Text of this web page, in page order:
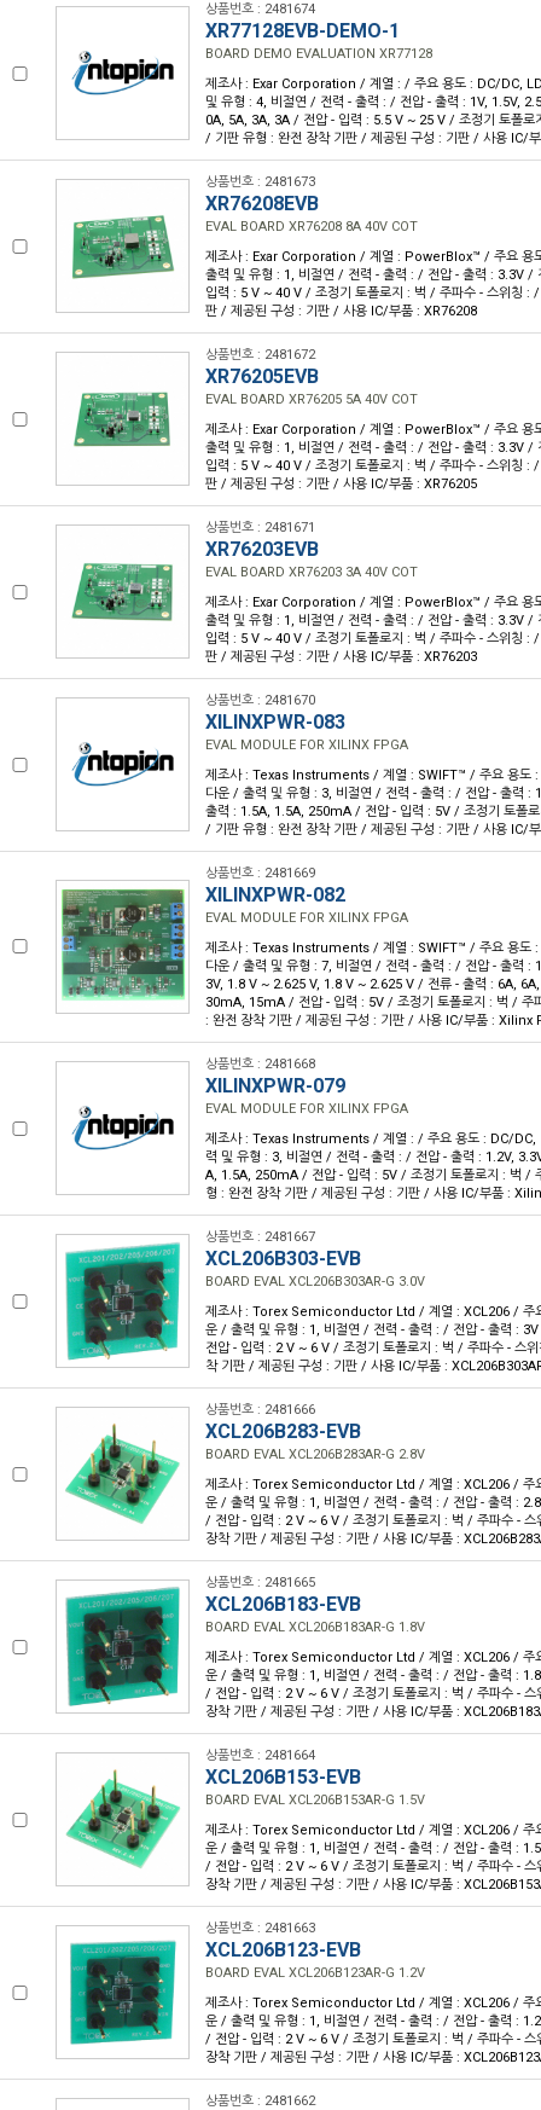
상품번호 : 2481674
XR77128EVB-DEMO-1
BOARD DEMO EVALUATION XR77128
제조사 : Exar Corporation / 계열 : / 주요 용도 : DC/DC,
및 유형 : 4, 비절연 / 전력 - 출력 : / 전압 - 출력 : 1V, 1.5V,
0A, 5A, 3A, 3A / 전압 - 입력 : 5.5 V ~ 25 V / 조정기 토폴로
/ 기판 유형 : 완전 장착 기판 / 제공된 구성 : 기판 / 사용 IC/
상품번호 : 2481673
XR76208EVB
EVAL BOARD XR76208 8A 40V COT
제조사 : Exar Corporation / 계열 : PowerBlox™ / 주요 용
출력 및 유형 : 1, 비절연 / 전력 - 출력 : / 전압 - 출력 : 3.3V /
입력 : 5 V ~ 40 V / 조정기 토폴로지 : 벅 / 주파수 - 스위칭 :
판 / 제공된 구성 : 기판 / 사용 IC/부품 : XR76208
상품번호 : 2481672
XR76205EVB
EVAL BOARD XR76205 5A 40V COT
제조사 : Exar Corporation / 계열 : PowerBlox™ / 주요 용
출력 및 유형 : 1, 비절연 / 전력 - 출력 : / 전압 - 출력 : 3.3V /
입력 : 5 V ~ 40 V / 조정기 토폴로지 : 벅 / 주파수 - 스위칭 :
판 / 제공된 구성 : 기판 / 사용 IC/부품 : XR76205
상품번호 : 2481671
XR76203EVB
EVAL BOARD XR76203 3A 40V COT
제조사 : Exar Corporation / 계열 : PowerBlox™ / 주요 용
출력 및 유형 : 1, 비절연 / 전력 - 출력 : / 전압 - 출력 : 3.3V /
입력 : 5 V ~ 40 V / 조정기 토폴로지 : 벅 / 주파수 - 스위칭 :
판 / 제공된 구성 : 기판 / 사용 IC/부품 : XR76203
상품번호 : 2481670
XILINXPWR-083
EVAL MODULE FOR XILINX FPGA
제조사 : Texas Instruments / 계열 : SWIFT™ / 주요 용도
다운 / 출력 및 유형 : 3, 비절연 / 전력 - 출력 : / 전압 - 출력 :
출력 : 1.5A, 1.5A, 250mA / 전압 - 입력 : 5V / 조정기 토폴
/ 기판 유형 : 완전 장착 기판 / 제공된 구성 : 기판 / 사용 IC/
상품번호 : 2481669
XILINXPWR-082
EVAL MODULE FOR XILINX FPGA
제조사 : Texas Instruments / 계열 : SWIFT™ / 주요 용도
다운 / 출력 및 유형 : 7, 비절연 / 전력 - 출력 : / 전압 - 출력 :
3V, 1.8 V ~ 2.625 V, 1.8 V ~ 2.625 V / 전류 - 출력 : 6A,
30mA, 15mA / 전압 - 입력 : 5V / 조정기 토폴로지 : 벅 / 주
: 완전 장착 기판 / 제공된 구성 : 기판 / 사용 IC/부품 : Xilinx
상품번호 : 2481668
XILINXPWR-079
EVAL MODULE FOR XILINX FPGA
제조사 : Texas Instruments / 계열 : / 주요 용도 : DC/DC,
력 및 유형 : 3, 비절연 / 전력 - 출력 : / 전압 - 출력 : 1.2V,
A, 1.5A, 250mA / 전압 - 입력 : 5V / 조정기 토폴로지 : 벅 /
형 : 완전 장착 기판 / 제공된 구성 : 기판 / 사용 IC/부품 :
상품번호 : 2481667
XCL206B303-EVB
BOARD EVAL XCL206B303AR-G 3.0V
제조사 : Torex Semiconductor Ltd / 계열 : XCL206 / 주
운 / 출력 및 유형 : 1, 비절연 / 전력 - 출력 : / 전압 - 출력 :
전압 - 입력 : 2 V ~ 6 V / 조정기 토폴로지 : 벅 / 주파수 - 스
착 기판 / 제공된 구성 : 기판 / 사용 IC/부품 :
상품번호 : 2481666
XCL206B283-EVB
BOARD EVAL XCL206B283AR-G 2.8V
제조사 : Torex Semiconductor Ltd / 계열 : XCL206 / 주
운 / 출력 및 유형 : 1, 비절연 / 전력 - 출력 : / 전압 - 출력 :
/ 전압 - 입력 : 2 V ~ 6 V / 조정기 토폴로지 : 벅 / 주파수 - 스
장착 기판 / 제공된 구성 : 기판 / 사용 IC/부품 :
상품번호 : 2481665
XCL206B183-EVB
BOARD EVAL XCL206B183AR-G 1.8V
제조사 : Torex Semiconductor Ltd / 계열 : XCL206 / 주
운 / 출력 및 유형 : 1, 비절연 / 전력 - 출력 : / 전압 - 출력 :
/ 전압 - 입력 : 2 V ~ 6 V / 조정기 토폴로지 : 벅 / 주파수 - 스
장착 기판 / 제공된 구성 : 기판 / 사용 IC/부품 :
상품번호 : 2481664
XCL206B153-EVB
BOARD EVAL XCL206B153AR-G 1.5V
제조사 : Torex Semiconductor Ltd / 계열 : XCL206 / 주
운 / 출력 및 유형 : 1, 비절연 / 전력 - 출력 : / 전압 - 출력 :
/ 전압 - 입력 : 2 V ~ 6 V / 조정기 토폴로지 : 벅 / 주파수 - 스
장착 기판 / 제공된 구성 : 기판 / 사용 IC/부품 :
상품번호 : 2481663
XCL206B123-EVB
BOARD EVAL XCL206B123AR-G 1.2V
제조사 : Torex Semiconductor Ltd / 계열 : XCL206 / 주
운 / 출력 및 유형 : 1, 비절연 / 전력 - 출력 : / 전압 - 출력 :
/ 전압 - 입력 : 2 V ~ 6 V / 조정기 토폴로지 : 벅 / 주파수 - 스
장착 기판 / 제공된 구성 : 기판 / 사용 IC/부품 :
상품번호 : 2481662